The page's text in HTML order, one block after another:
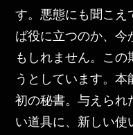
す。悪態にも聞こえ
ば役に立つのか、今
もしれません。この
うとしています。
初の秘書。与えられ
い道具に、新しい使